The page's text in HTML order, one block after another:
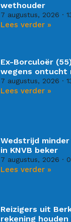
wethouder
7 augustus, 2026
Lees verder »
Ex-Borculoër
wegens ontucht
7 augustus, 2026
Lees verder »
Wedstrijd
in KNVB beker
7 augustus, 2026
Lees verder »
Reizigers uit
rekening